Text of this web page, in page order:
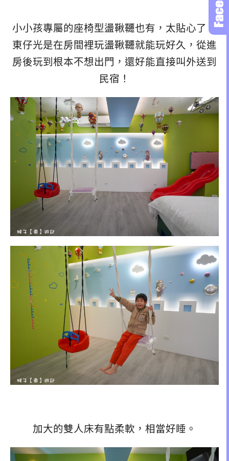
小小孩專屬的座椅型盪鞦韆也有，太貼心了！
東仔光是在房間裡玩盪鞦韆就能玩好久，從進
房後玩到根本不想出門，還好能直接叫外送到
民宿！
加大的雙人床有點柔軟，相當好睡。